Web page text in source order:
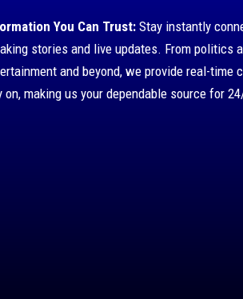
You Can Trust: Stay instantly
stories and live updates. From politics
and beyond, we provide real-time
on, making us your dependable source for